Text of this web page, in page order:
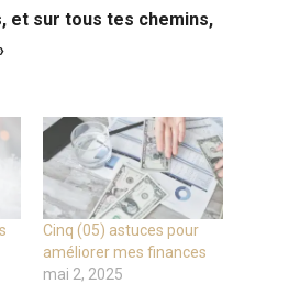
et sur tous tes chemins,
Cinq (05) astuces pour
améliorer mes finances
mai 2, 2025